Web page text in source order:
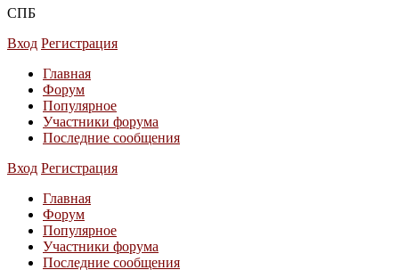
СПБ
Вход Регистрация
Главная
Форум
Популярное
Участники форума
Последние сообщения
Вход Регистрация
Главная
Форум
Популярное
Участники форума
Последние сообщения